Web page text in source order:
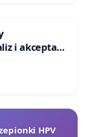
i akceptacji
HPV